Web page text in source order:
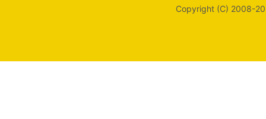
Copyright (C) 2008-